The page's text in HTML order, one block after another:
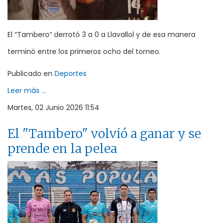
El “Tambero” derrotó 3 a 0 a Llavallol y de esa manera
terminó entre los primeros ocho del torneo.
Publicado en Deportes
Leer más ...
Martes, 02 Junio 2026 11:54
El "Tambero" volvió a ganar y se
prende en la pelea